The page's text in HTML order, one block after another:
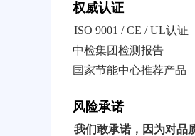
权威认证
ISO 9001 / CE / UL认证
中检集团检测报告
国家节能中心推荐产品
风险承诺
我们敢承诺，因为对品